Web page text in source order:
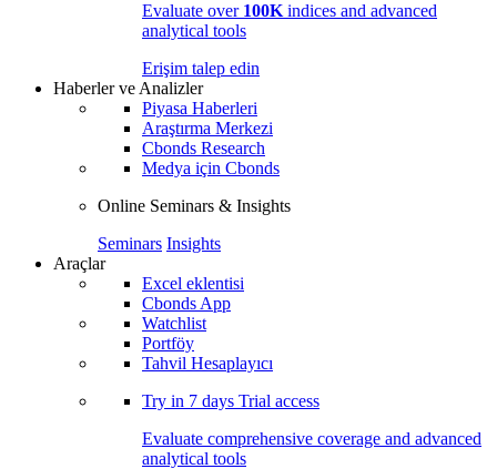
Evaluate over 100K indices and advanced
analytical tools
Erişim talep edin
Haberler ve Analizler
Piyasa Haberleri
Araştırma Merkezi
Cbonds Research
Medya için Cbonds
Online Seminars & Insights
Seminars Insights
Araçlar
Excel eklentisi
Cbonds App
Watchlist
Portföy
Tahvil Hesaplayıcı
Try in 7 days Trial access
Evaluate comprehensive coverage and advanced
analytical tools